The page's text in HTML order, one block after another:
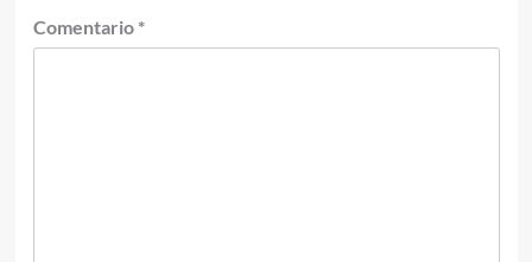
Comentario *